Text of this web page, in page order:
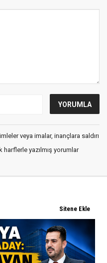
veya imalar, inançlara saldırı
harflerle yazılmış yorumlar